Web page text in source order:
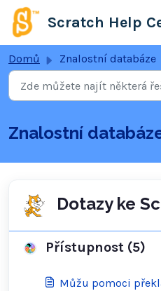
Přeskočit na hlavní obsah
Scratch Help
Domů Znalostní databáze
Znalostní
Dotazy ke
Přístupnost (5)
Můžu pomoci